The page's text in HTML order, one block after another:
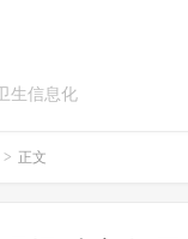
生信息化
> 正文